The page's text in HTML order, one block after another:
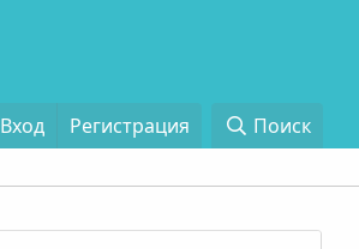
Вход Регистрация Поиск